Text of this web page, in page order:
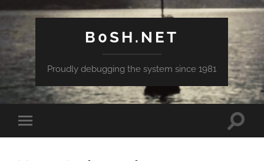
B0SH.NET
Proudly debugging the system since 1981
Attiva/disattiva
il